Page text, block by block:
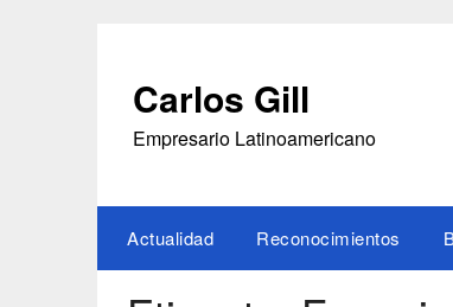
Carlos Gill
Empresario Latinoamericano
Actualidad Reconocimientos